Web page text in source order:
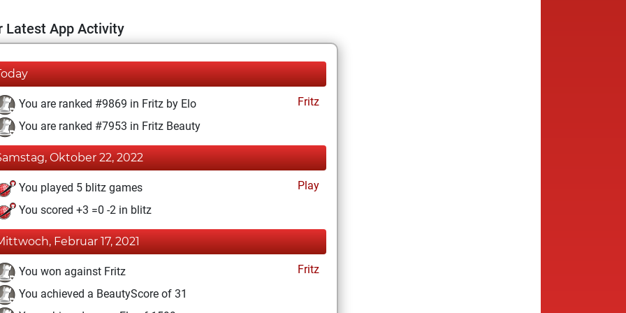
Latest App Activity
You are ranked #9869 in Fritz by Elo
Fritz
You are ranked #7953 in Fritz Beauty
Oktober 22, 2022
You played 5 blitz games
Play
You scored +3 =0 -2 in blitz
Februar 17, 2021
You won against Fritz
Fritz
You achieved a BeautyScore of 31